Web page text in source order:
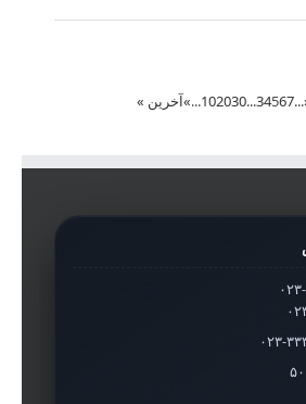
...
34567
...
102030
...
»آخرین »